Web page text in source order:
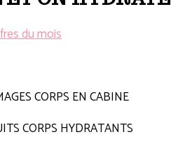
du mois
CORPS EN CABINE
CORPS HYDRATANTS